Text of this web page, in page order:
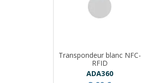
Transpondeur blanc NFC-
RFID
ADA360